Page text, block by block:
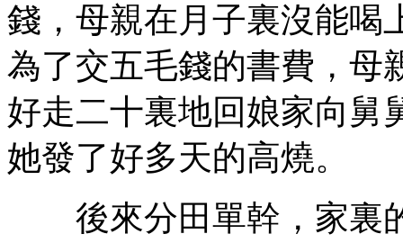
錢，母親在月子裏沒能喝
為了交五毛錢的書費，母
好走二十裏地回娘家向舅
她發了好多天的高燒。
後來分田單幹，家裏